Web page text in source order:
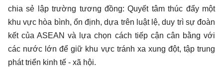
chia sẻ lập trường tương đồng: Quyết tâm thúc đẩy một
khu vực hòa bình, ổn định, dựa trên luật lệ, duy trì sự đoàn
kết của ASEAN và lựa chọn cách tiếp cận cân bằng với
các nước lớn để giữ khu vực tránh xa xung đột, tập trung
phát triển kinh tế - xã hội.